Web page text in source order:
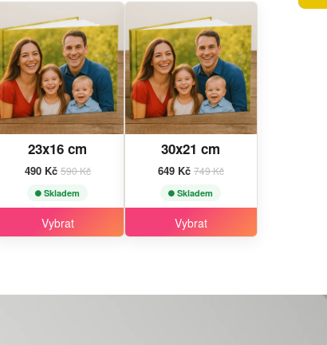
23x16 cm
490 Kč 590 Kč
Skladem
Vybrat
30x21 cm
649 Kč 749 Kč
Skladem
Vybrat